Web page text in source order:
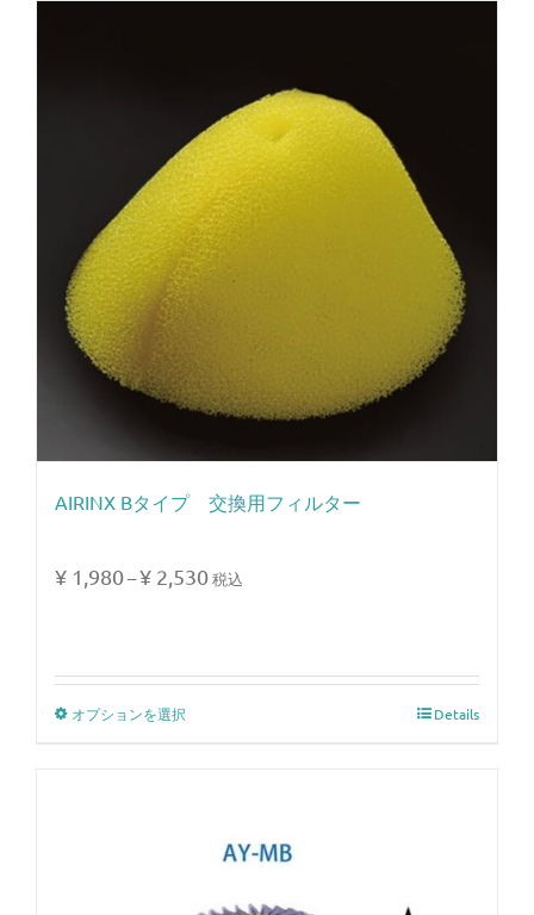
AIRINX Bタイプ 交換用フィルター
¥ 1,980–¥ 2,530税込
オプションを選択 Details